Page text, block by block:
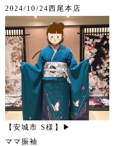
2024/10/24西尾本店
【安城市 S様】▶
ママ振袖